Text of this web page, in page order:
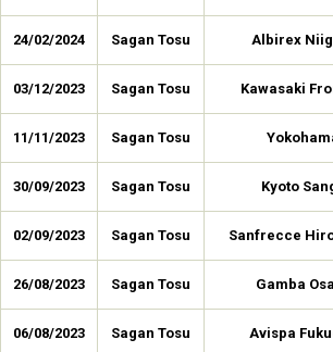
24/02/2024 Sagan Tosu Albirex
03/12/2023 Sagan Tosu Kawasaki
11/11/2023 Sagan Tosu
30/09/2023 Sagan Tosu Kyoto
02/09/2023 Sagan Tosu Sanfrecce
26/08/2023 Sagan Tosu Gamba
06/08/2023 Sagan Tosu Avispa